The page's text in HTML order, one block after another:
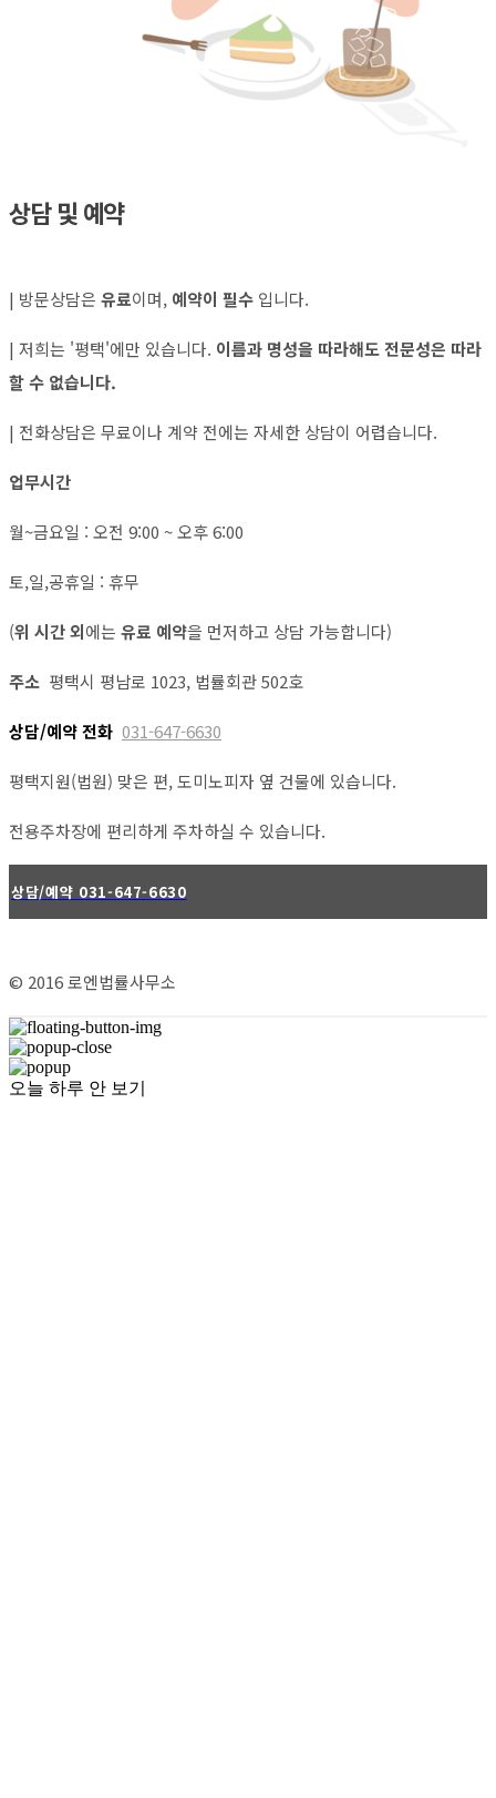
상담 및 예약
| 방문상담은 유료이며, 예약이 필수 입니다.
| 저희는 '평택'에만 있습니다. 이름과 명성을 따라해도 전문성은 따라
할 수 없습니다.
| 전화상담은 무료이나 계약 전에는 자세한 상담이 어렵습니다.
업무시간
월~금요일 : 오전 9:00 ~ 오후 6:00
토,일,공휴일 : 휴무
(위 시간 외에는 유료 예약을 먼저하고 상담 가능합니다)
주소 평택시 평남로 1023, 법률회관 502호
상담/예약 전화 031-647-6630
평택지원(법원) 맞은 편, 도미노피자 옆 건물에 있습니다.
전용주차장에 편리하게 주차하실 수 있습니다.
상담/예약 031-647-6630
© 2016 로엔법률사무소
오늘 하루 안 보기